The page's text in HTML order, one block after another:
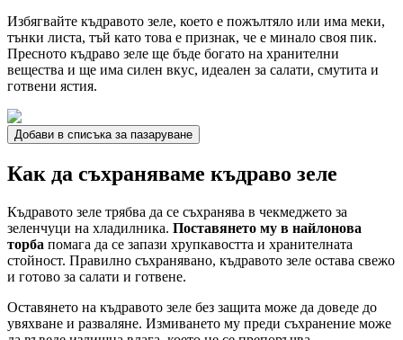
Избягвайте къдравото зеле, което е пожълтяло или има меки,
тънки листа, тъй като това е признак, че е минало своя пик.
Пресното къдраво зеле ще бъде богато на хранителни
вещества и ще има силен вкус, идеален за салати, смутита и
готвени ястия.
Добави в списъка за пазаруване
Как да съхраняваме къдраво зеле
Къдравото зеле трябва да се съхранява в чекмеджето за
зеленчуци на хладилника. Поставянето му в найлонова
торба помага да се запази хрупкавостта и хранителната
стойност. Правилно съхранявано, къдравото зеле остава свежо
и готово за салати и готвене.
Оставянето на къдравото зеле без защита може да доведе до
увяхване и разваляне. Измиването му преди съхранение може